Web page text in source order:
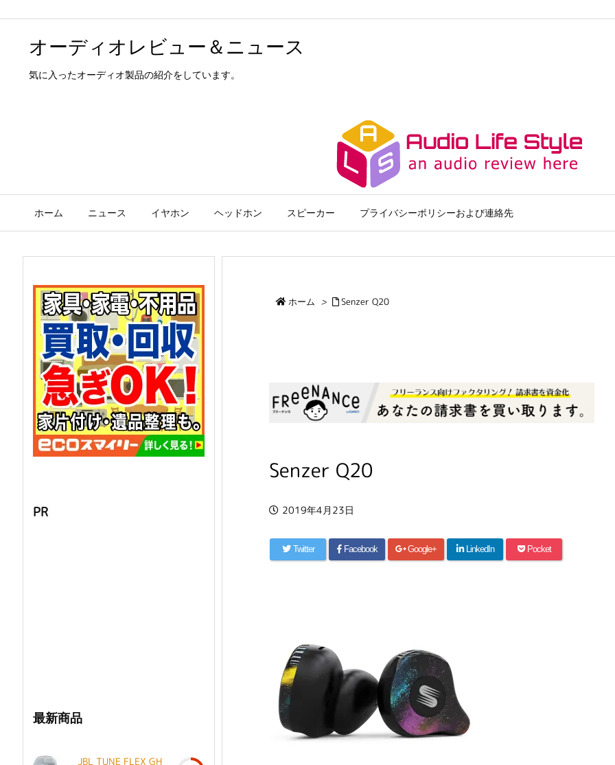
オーディオレビュー＆ニュース
気に入ったオーディオ製品の紹介をしています。
ホーム ニュース イヤホン ヘッドホン スピーカー プライバシーポリシーおよび連絡先
ホーム > Senzer Q20
Senzer Q20
2019年4月23日
Twitter Facebook Google+ LinkedIn Pocket
PR
最新商品
JBL TUNE FLEX GH